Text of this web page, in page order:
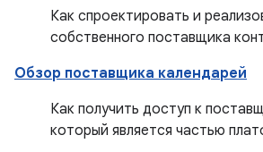
Как спроектировать и
собственного поставщика
Обзор поставщика календарей
Как получить доступ к
который является частью